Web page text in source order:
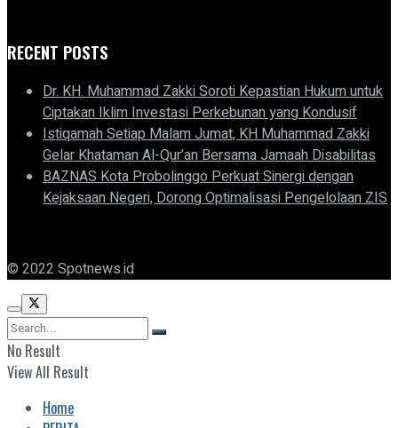
RECENT POSTS
Dr. KH. Muhammad Zakki Soroti Kepastian Hukum untuk
Ciptakan Iklim Investasi Perkebunan yang Kondusif
Istiqamah Setiap Malam Jumat, KH Muhammad Zakki
Gelar Khataman Al-Qur’an Bersama Jamaah Disabilitas
BAZNAS Kota Probolinggo Perkuat Sinergi dengan
Kejaksaan Negeri, Dorong Optimalisasi Pengelolaan ZIS
© 2022 Spotnews.id
No Result
View All Result
Home